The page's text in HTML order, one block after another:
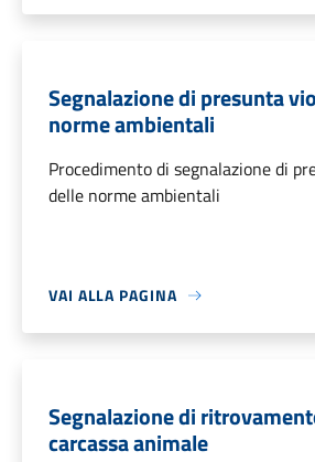
Segnalazione di presunta
norme ambientali
Procedimento di segnalazione di
delle norme ambientali
VAI ALLA PAGINA
Segnalazione di
carcassa animale